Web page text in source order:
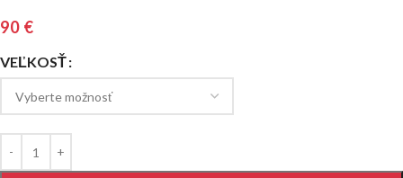
90 €
VEĽKOSŤ